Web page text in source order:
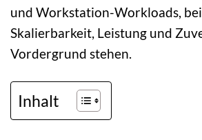
und Workstation-Workloads,
Skalierbarkeit, Leistung und
Vordergrund stehen.
Inhalt